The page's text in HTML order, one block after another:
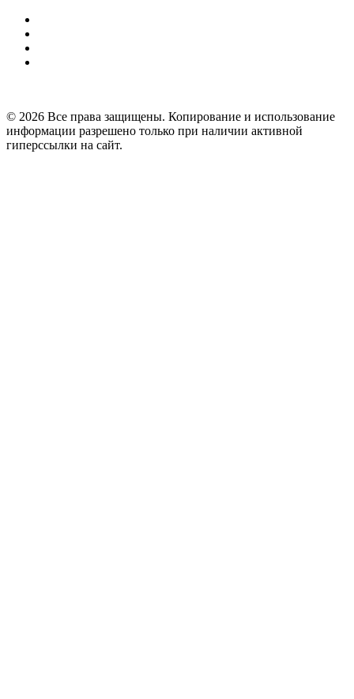
© 2026 Все права защищены. Копирование и использование
информации разрешено только при наличии активной
гиперссылки на сайт.